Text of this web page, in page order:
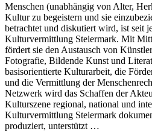
Menschen (unabhängig von Alter,
Kultur zu begeistern und sie
betrachtet und diskutiert wird, ist seit
Kulturvermittlung Steiermark. Mit
fördert sie den Austausch von
Fotografie, Bildende Kunst und
basisorientierte Kulturarbeit, die
und die Vermittlung der
Netzwerk wird das Schaffen der
Kulturszene regional, national und
Kulturvermittlung Steiermark
produziert, unterstützt …